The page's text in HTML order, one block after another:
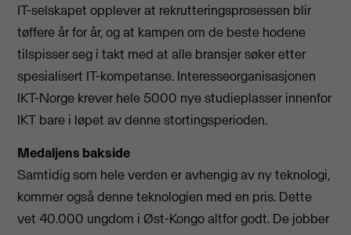
IT-selskapet opplever at rekrutteringsprosessen blir
tøffere år for år, og at kampen om de beste hodene
tilspisser seg i takt med at alle bransjer søker etter
spesialisert IT-kompetanse. Interesseorganisasjonen
IKT-Norge krever hele 5000 nye studieplasser innenfor
IKT bare i løpet av denne stortingsperioden.
Medaljens bakside
Samtidig som hele verden er avhengig av ny teknologi,
kommer også denne teknologien med en pris. Dette
vet 40.000 ungdom i Øst-Kongo altfor godt. De jobber